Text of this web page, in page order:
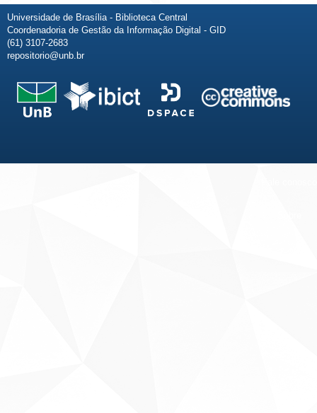
Universidade de Brasília - Biblioteca Central
Coordenadoria de Gestão da Informação Digital - GID
(61) 3107-2683
repositorio@unb.br